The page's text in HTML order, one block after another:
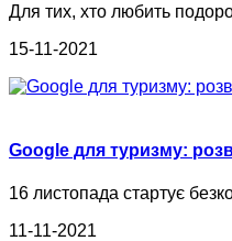
Для тих, хто любить
15-11-2021
Google для туризму:
16 листопада стартує
11-11-2021